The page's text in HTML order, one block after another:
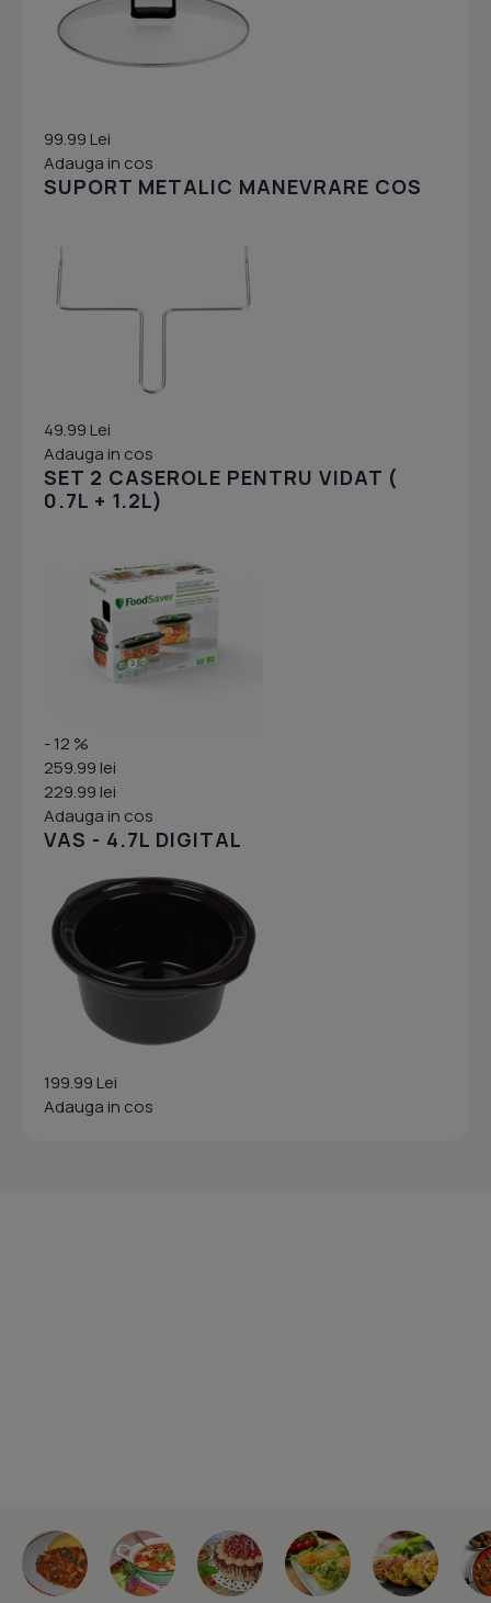
99.99 Lei
Adauga in cos
SUPORT METALIC MANEVRARE COS
49.99 Lei
Adauga in cos
SET 2 CASEROLE PENTRU VIDAT (
0.7L + 1.2L)
- 12 %
259.99 lei
229.99 lei
Adauga in cos
VAS - 4.7L DIGITAL
199.99 Lei
Adauga in cos